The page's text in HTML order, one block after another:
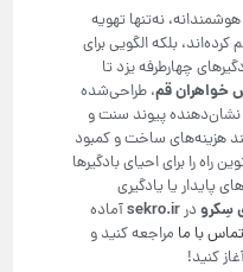
نه‌تنها تهویه
بلکه الگویی برای
چهارطرفه یزد تا
خواهران قم، طراحی‌شده
نشان‌دهنده پیوند سنت و
هزینه‌های ساخت و کمبود
راه را برای احیای بادگیرها
پایدار یا یادگیری
سِکرو درsekro.irآماده
با ما مراجعه کنید و
کنید!